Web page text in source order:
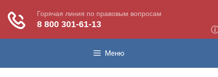
содержимому
Меню